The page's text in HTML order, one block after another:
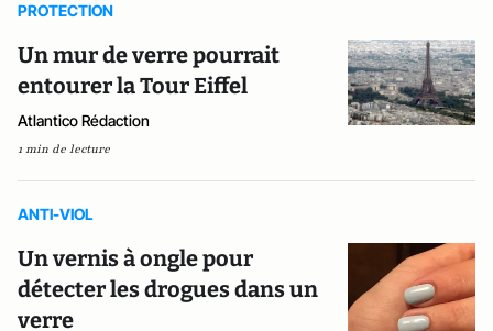
PROTECTION
Un mur de verre pourrait
entourer la Tour Eiffel
Atlantico Rédaction
1 min de lecture
ANTI-VIOL
Un vernis à ongle pour
détecter les drogues dans un
verre